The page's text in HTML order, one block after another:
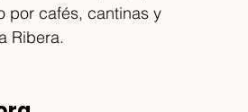
por cafés, cantinas y
Ribera.